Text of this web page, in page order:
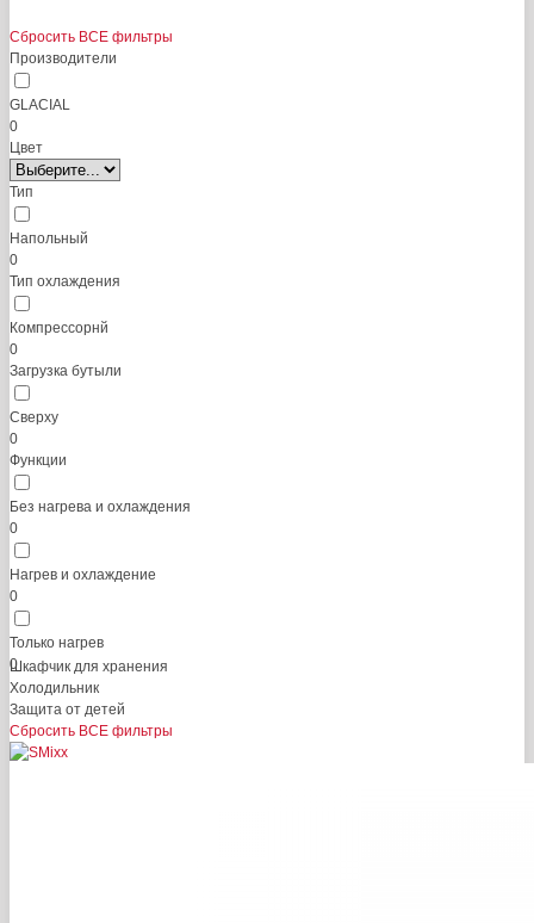
Сбросить ВСЕ фильтры
Производители
GLACIAL
0
Цвет
Тип
Напольный
0
Тип охлаждения
Компрессорнй
0
Загрузка бутыли
Сверху
0
Функции
Без нагрева и охлаждения
0
Нагрев и охлаждение
0
Только нагрев
0
Шкафчик для хранения
Холодильник
Защита от детей
Сбросить ВСЕ фильтры